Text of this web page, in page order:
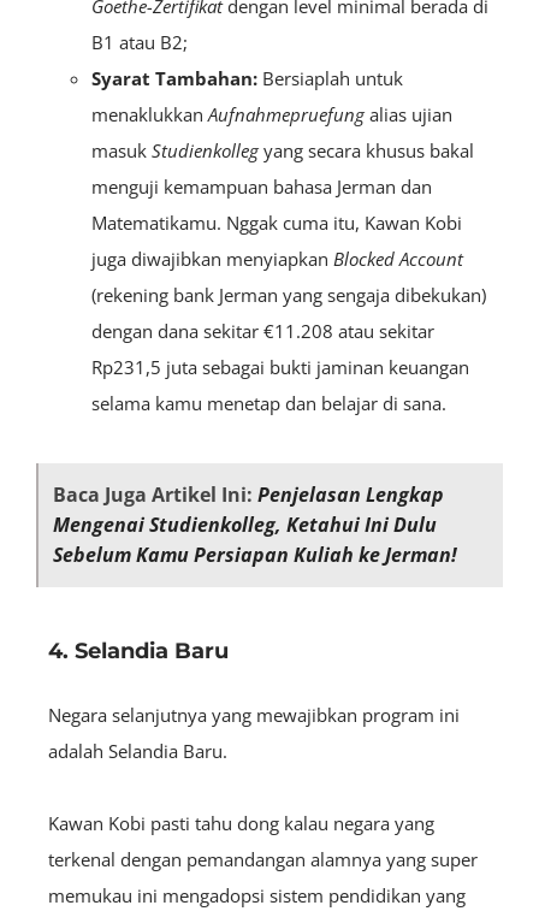
Goethe-Zertifikatdengan level minimal berada di
B1 atau B2;
Syarat Tambahan: Bersiaplah untuk
menaklukkan Aufnahmepruefungalias ujian
masuk Studienkollegyang secara khusus bakal
menguji kemampuan bahasa Jerman dan
Matematikamu. Nggak cuma itu, Kawan Kobi
juga diwajibkan menyiapkan Blocked Account
(rekening bank Jerman yang sengaja dibekukan)
dengan dana sekitar €11.208 atau sekitar
Rp231,5 juta sebagai bukti jaminan keuangan
selama kamu menetap dan belajar di sana.
Baca Juga Artikel Ini: Penjelasan Lengkap
Mengenai Studienkolleg, Ketahui Ini Dulu
Sebelum Kamu Persiapan Kuliah ke Jerman!
4. Selandia Baru
Negara selanjutnya yang mewajibkan program ini
adalah Selandia Baru.
Kawan Kobi pasti tahu dong kalau negara yang
terkenal dengan pemandangan alamnya yang super
memukau ini mengadopsi sistem pendidikan yang